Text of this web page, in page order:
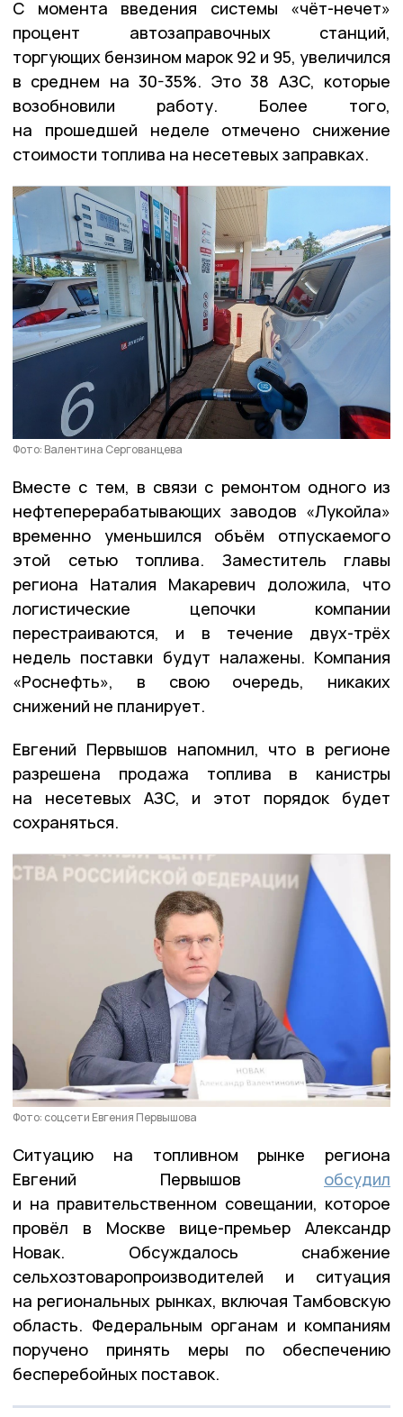
С момента введения системы «чёт-нечет»
процент автозаправочных станций,
торгующих бензином марок 92 и 95, увеличился
в среднем на 30-35%. Это 38 АЗС, которые
возобновили работу. Более того,
на прошедшей неделе отмечено снижение
стоимости топлива на несетевых заправках.
Фото: Валентина Сергованцева
Вместе с тем, в связи с ремонтом одного из
нефтеперерабатывающих заводов «Лукойла»
временно уменьшился объём отпускаемого
этой сетью топлива. Заместитель главы
региона Наталия Макаревич доложила, что
логистические цепочки компании
перестраиваются, и в течение двух-трёх
недель поставки будут налажены. Компания
«Роснефть», в свою очередь, никаких
снижений не планирует.
Евгений Первышов напомнил, что в регионе
разрешена продажа топлива в канистры
на несетевых АЗС, и этот порядок будет
сохраняться.
Фото: соцсети Евгения Первышова
Ситуацию на топливном рынке региона
Евгений Первышов обсудил
и на правительственном совещании, которое
провёл в Москве вице-премьер Александр
Новак. Обсуждалось снабжение
сельхозтоваропроизводителей и ситуация
на региональных рынках, включая Тамбовскую
область. Федеральным органам и компаниям
поручено принять меры по обеспечению
бесперебойных поставок.